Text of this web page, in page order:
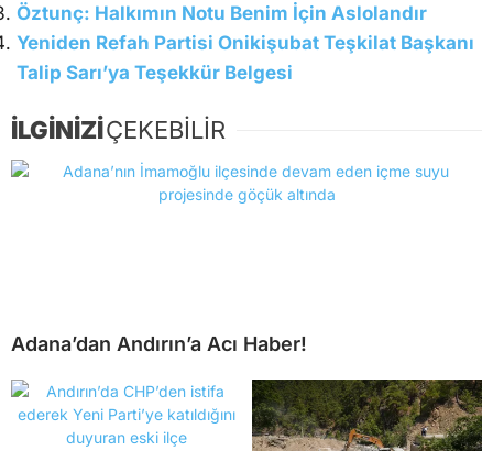
Öztunç: Halkımın Notu Benim İçin Aslolandır
Yeniden Refah Partisi Onikişubat Teşkilat Başkanı
Talip Sarı’ya Teşekkür Belgesi
İLGİNİZİÇEKEBİLİR
Adana’dan Andırın’a Acı Haber!